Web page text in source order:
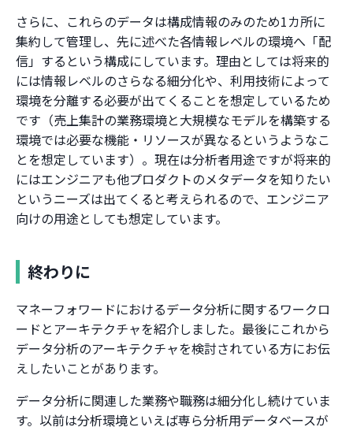
さらに、これらのデータは構成情報のみのため1カ所に
集約して管理し、先に述べた各情報レベルの環境へ「配
信」するという構成にしています。理由としては将来的
には情報レベルのさらなる細分化や、利用技術によって
環境を分離する必要が出てくることを想定しているため
です（売上集計の業務環境と大規模なモデルを構築する
環境では必要な機能・リソースが異なるというようなこ
とを想定しています）。現在は分析者用途ですが将来的
にはエンジニアも他プロダクトのメタデータを知りたい
というニーズは出てくると考えられるので、エンジニア
向けの用途としても想定しています。
終わりに
マネーフォワードにおけるデータ分析に関するワークロ
ードとアーキテクチャを紹介しました。最後にこれから
データ分析のアーキテクチャを検討されている方にお伝
えしたいことがあります。
データ分析に関連した業務や職務は細分化し続けていま
す。以前は分析環境といえば専ら分析用データベースが